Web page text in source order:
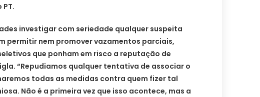
PT.
investigar com seriedade qualquer suspeita
permitir nem promover vazamentos parciais,
que ponham em risco a reputação de
“Repudiamos qualquer tentativa de associar o
todas as medidas contra quem fizer tal
Não é a primeira vez que isso acontece, mas a